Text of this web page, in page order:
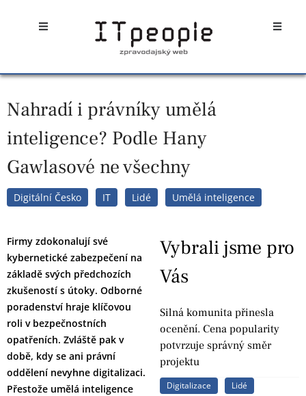
Open Open
Nahradí i právníky umělá
inteligence? Podle Hany
Gawlasové ne všechny
Digitální Česko IT Lidé Umělá inteligence
Firmy zdokonalují své
kybernetické zabezpečení na
základě svých předchozích
zkušeností s útoky. Odborné
poradenství hraje klíčovou
roli v bezpečnostních
opatřeních. Zvláště pak v
době, kdy se ani právní
oddělení nevyhne digitalizaci.
Přestože umělá inteligence
Vybrali jsme pro
Vás
Silná komunita přinesla
ocenění. Cena popularity
potvrzuje správný směr
projektu
Digitalizace
Lidé